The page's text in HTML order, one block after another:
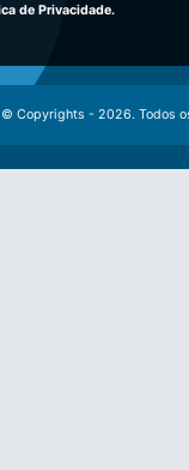
© Copyrights - 2026. Todos
de Privacidade.